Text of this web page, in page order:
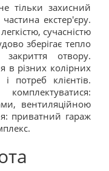
тільки захисний
екстер'єру.
сучасністю
зберігає тепло
закриття отвору.
в різних колірних
потреб клієнтів.
вентиляційною
приватний гараж